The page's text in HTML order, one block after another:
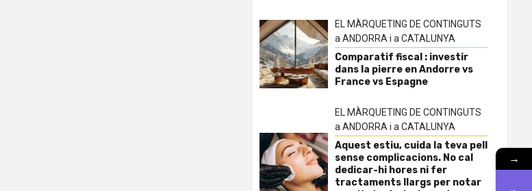
EL MÀRQUETING DE CONTINGUTS
a ANDORRA i a CATALUNYA
Comparatif fiscal : investir
dans la pierre en Andorre vs
France vs Espagne
EL MÀRQUETING DE CONTINGUTS
a ANDORRA i a CATALUNYA
Aquest estiu, cuida la teva pell
sense complicacions. No cal
dedicar-hi hores ni fer
tractaments llargs per notar
→